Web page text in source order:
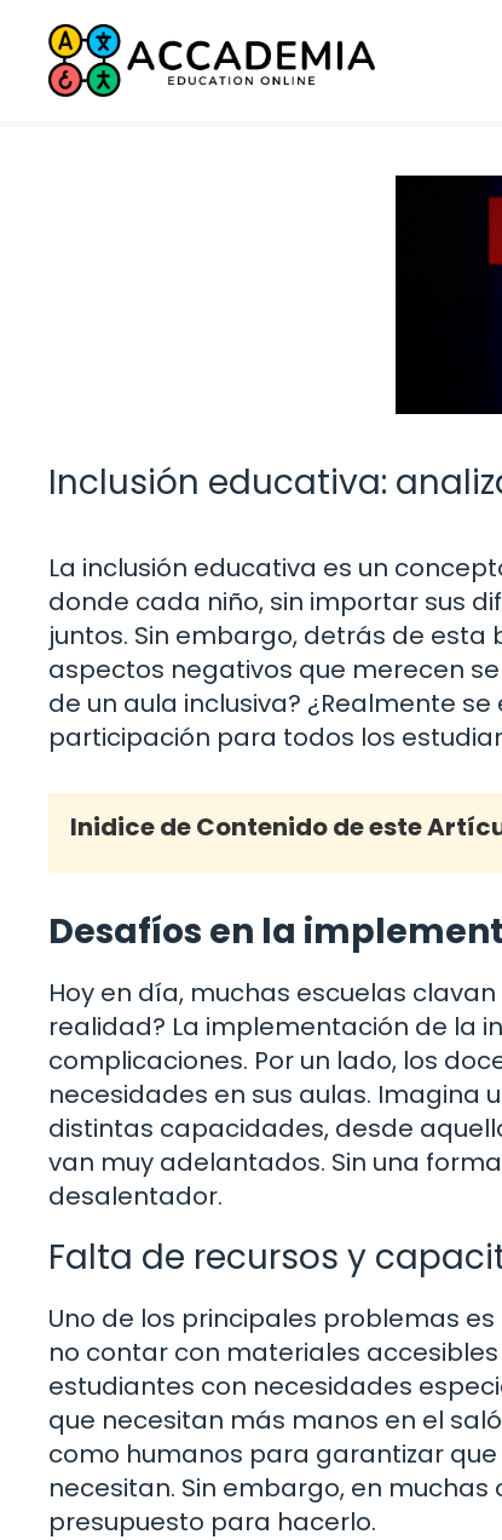
Saltar
contenido
Inclusión educativa:
La inclusión educativa es un
donde cada niño, sin importar sus
juntos. Sin embargo, detrás de
aspectos negativos que merecen
de un aula inclusiva? ¿Realmente
participación para todos los
Inidice de Contenido de este
Desafíos en la
Hoy en día, muchas escuelas
realidad? La implementación de la
complicaciones. Por un lado, los
necesidades en sus aulas.
distintas capacidades, desde
van muy adelantados. Sin una
desalentador.
Falta de recursos y
Uno de los principales problemas
no contar con materiales
estudiantes con necesidades
que necesitan más manos en el
como humanos para garantizar
necesitan. Sin embargo, en
presupuesto para hacerlo.